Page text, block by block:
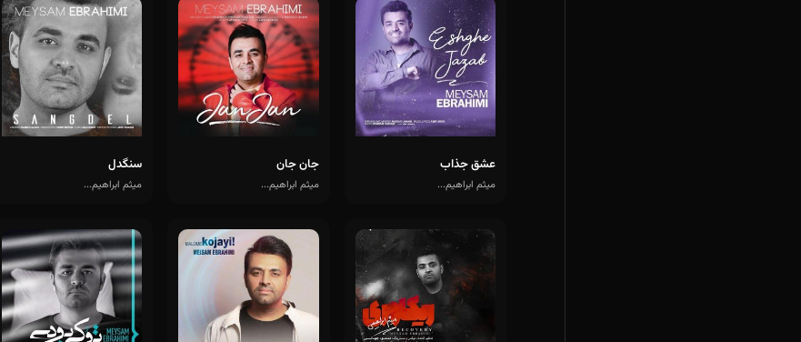
عشق جذاب
میثم ابراهیم...
جان جان
میثم ابراهیم...
سنگدل
میثم ابراهیم...